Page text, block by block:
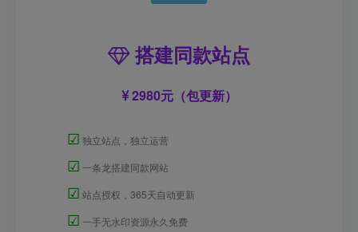
搭建同款站点
2980元（包更新）
☑ 独立站点，独立运营
☑ 一条龙搭建同款网站
☑ 站点授权，365天自动更新
☑ 一手无水印资源永久免费